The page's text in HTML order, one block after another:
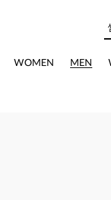
WOMEN MEN